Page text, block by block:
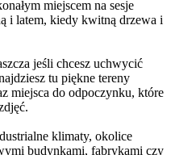
miejscem na sesje
i latem, kiedy kwitną drzewa i
jeśli chcesz uchwycić
tu piękne tereny
miejsca do odpoczynku, które
klimaty, okolice
budynkami, fabrykami czy